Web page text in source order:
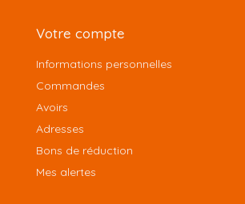
Votre compte
Informations personnelles
Commandes
Avoirs
Adresses
Bons de réduction
Mes alertes